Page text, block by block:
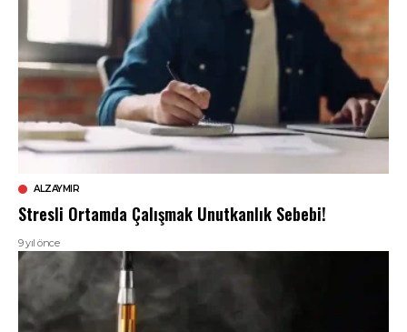
ALZAYMIR
Stresli Ortamda Çalışmak Unutkanlık Sebebi!
9 yıl önce